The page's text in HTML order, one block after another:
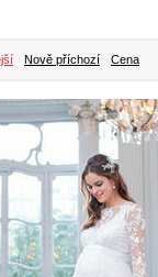
Nově příchozí Cena